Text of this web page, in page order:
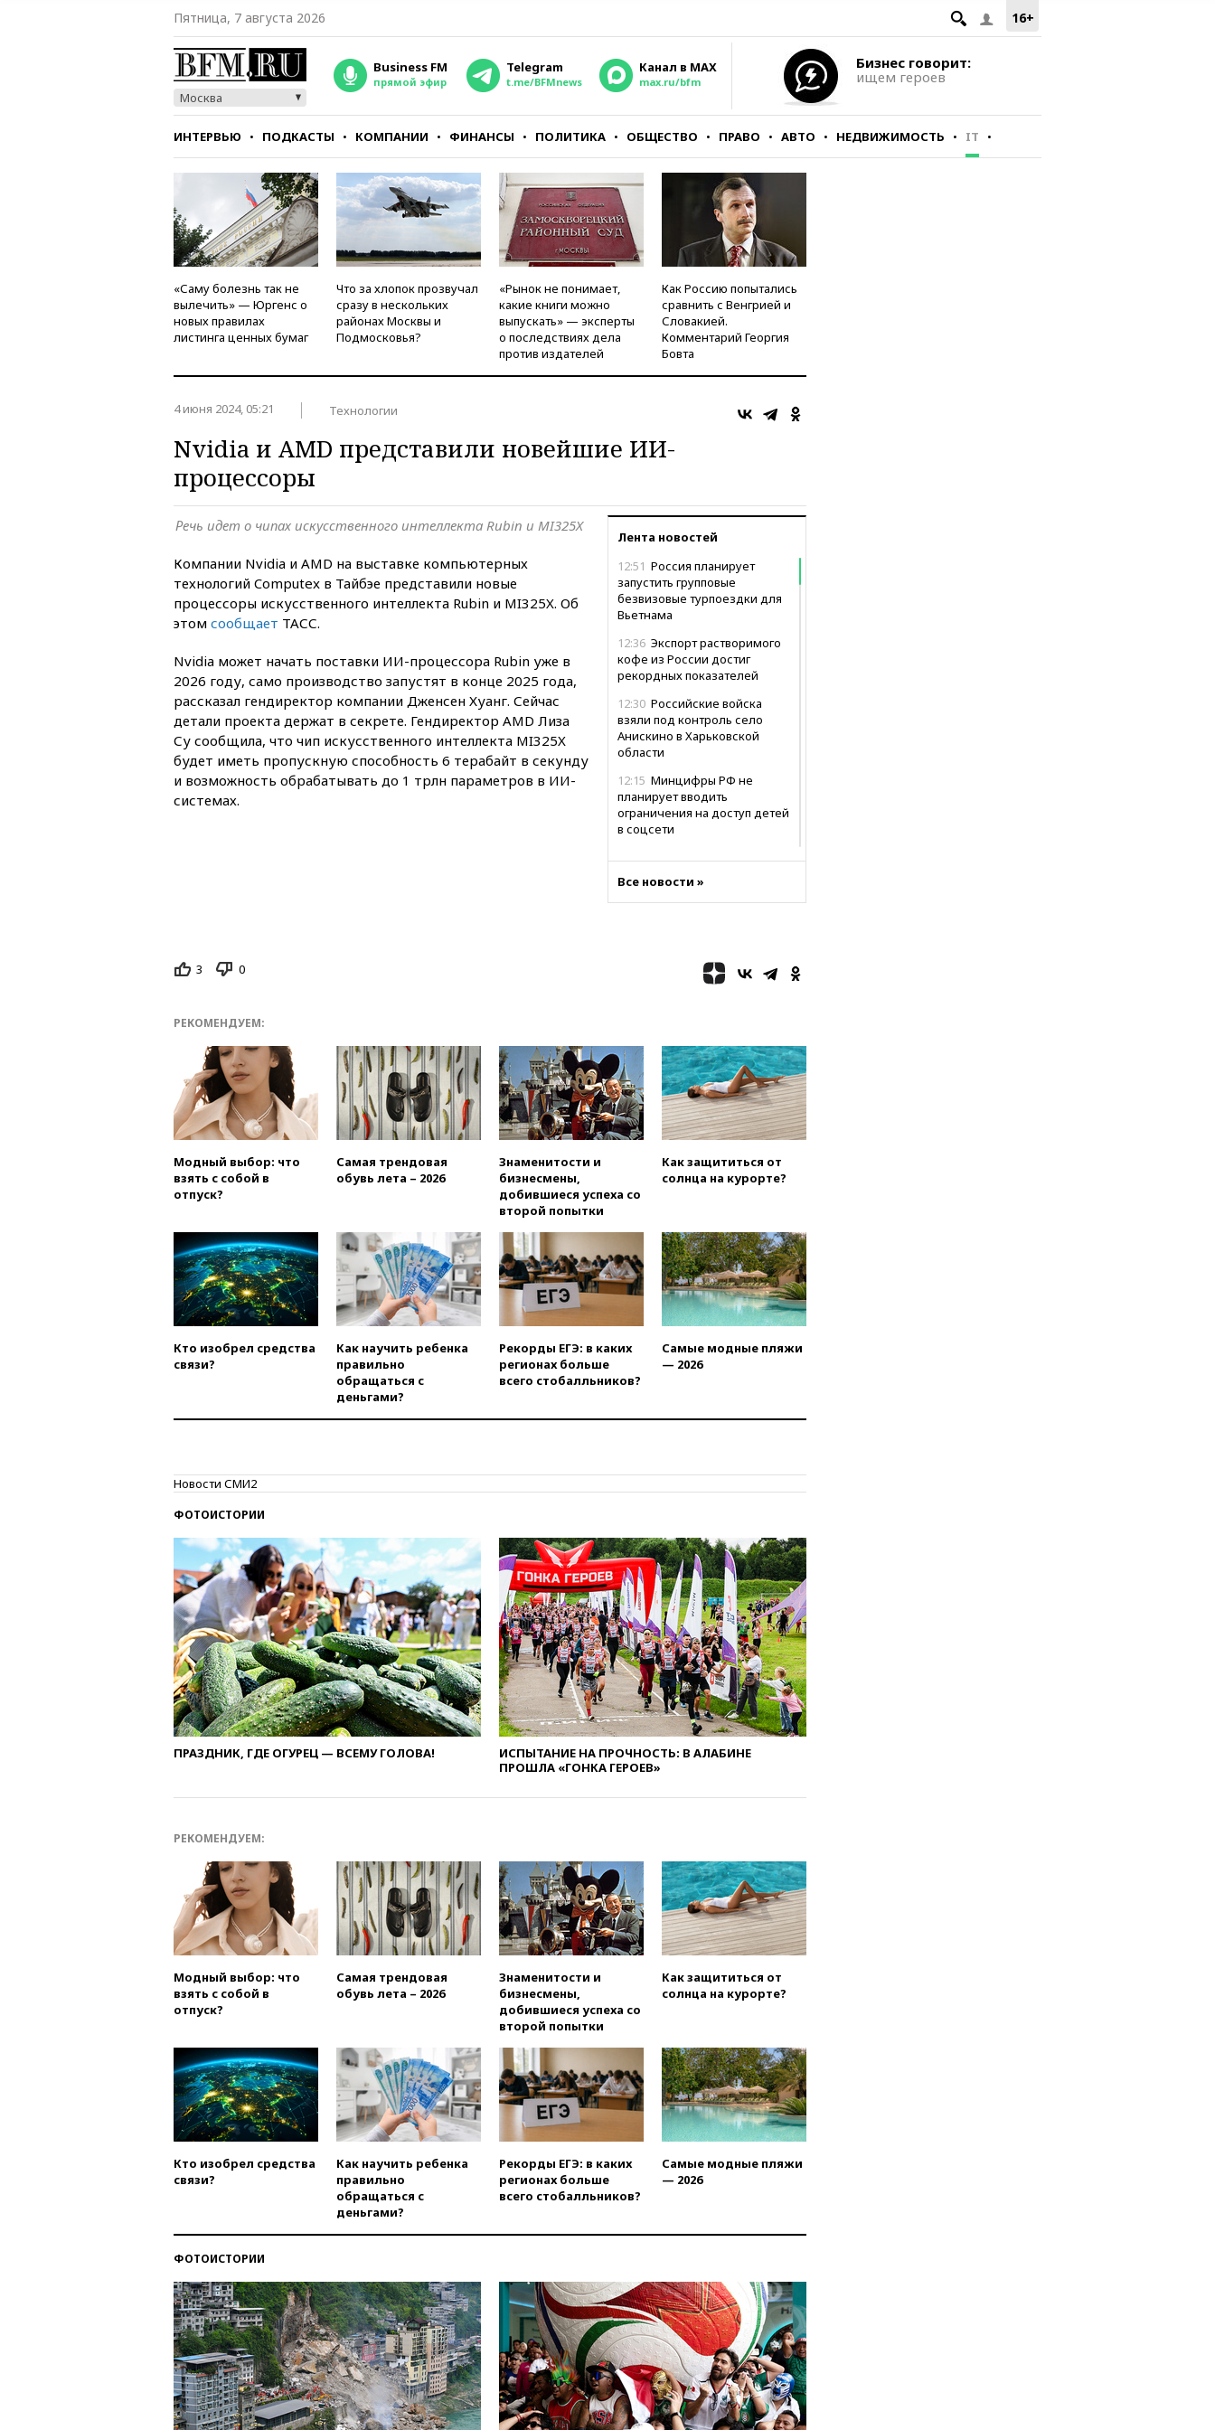
16+
Пятница, 7 августа 2026
Москва
Business FM
прямой эфир
Telegram
t.me/BFMnews
Канал в MAX
max.ru/bfm
Бизнес говорит:
ищем героев
ИНТЕРВЬЮ ПОДКАСТЫ КОМПАНИИ ФИНАНСЫ ПОЛИТИКА ОБЩЕСТВО ПРАВО АВТО НЕДВИЖИМОСТЬ IT
СТИЛЬ ТЕСТЫ
«Саму болезнь так не
вылечить» — Юргенс о
новых правилах
листинга ценных бумаг
Что за хлопок прозвучал
сразу в нескольких
районах Москвы и
Подмосковья?
«Рынок не понимает,
какие книги можно
выпускать» — эксперты
о последствиях дела
против издателей
Как Россию попытались
сравнить с Венгрией и
Словакией.
Комментарий Георгия
Бовта
4 июня 2024, 05:21 Технологии
Nvidia и AMD представили новейшие ИИ-
процессоры
Лента новостей
12:51 Россия планирует
запустить групповые
безвизовые турпоездки для
Вьетнама
12:36 Экспорт растворимого
кофе из России достиг
рекордных показателей
12:30 Российские войска
взяли под контроль село
Анискино в Харьковской
области
12:15 Минцифры РФ не
планирует вводить
ограничения на доступ детей
в соцсети
Ормузском проливе
ТПП предлагает
продавцов
11:38
Шадаев исключил
запуск мессенджера на
«Госуслугах»
11:22
При стрельбе в школе в
человек
11:19
Малайзией
11:04
«Ведомости»: на партию
«Яблоко» ополчились
конкуренты
10:59
Торговые центры и кафе
в России могут обязать
раздавать питьевую воду
бесплатно
Mind Money Юлия Хандошко
10:21ФСБ задержала более
20 сотрудников пунктов
обмена криптовалюты в
«Москве-Сити»
10:13Минтранс предлагает
тратить средства дорожных
фондов на защиту трасс от
БПЛА
09:56Хакеры нашли
документы об ударах ВСУ по
нефтяным терминалам в
России
09:49WSJ: Трамп «сходит с
в 2028 году могут войти в
состав Евросоюза
09:18
Пашинян сообщил о
приверженности Армении
основополагающим
принципам ЕАЭС
Гендиректора
удмуртской «Ижавиа»
08:51
Осужденный в России
американец Гилман
находится при смерти
08:22
В Екатеринбурге
атакован склад Wildberries
устроил стрельбу в школе:
есть жертвы
километрах от Ванкувера
выплатить $567 млн по делу о
вреде психическому
здоровью детей
05:51 Трамп подписал указ
против «родильного туризма»
в США
04:00 Суд взыскал почти 5 млн
Все новости »
Речь идет о чипах искусственного интеллекта Rubin и MI325X
Компании Nvidia и AMD на выставке компьютерных
технологий Computex в Тайбэе представили новые
процессоры искусственного интеллекта Rubin и MI325X. Об
этом сообщает ТАСС.
Nvidia может начать поставки ИИ-процессора Rubin уже в
2026 году, само производство запустят в конце 2025 года,
рассказал гендиректор компании Дженсен Хуанг. Сейчас
детали проекта держат в секрете. Гендиректор AMD Лиза
Су сообщила, что чип искусственного интеллекта MI325X
будет иметь пропускную способность 6 терабайт в секунду
и возможность обрабатывать до 1 трлн параметров в ИИ-
системах.
3 0
РЕКОМЕНДУЕМ:
Модный выбор: что
взять с собой в
отпуск?
Самая трендовая
обувь лета – 2026
Знаменитости и
бизнесмены,
добившиеся успеха со
второй попытки
Как защититься от
солнца на курорте?
Кто изобрел средства
связи?
Как научить ребенка
правильно
обращаться с
деньгами?
Рекорды ЕГЭ: в каких
регионах больше
всего стобалльников?
Самые модные пляжи
— 2026
Новости СМИ2
ФОТОИСТОРИИ
ПРАЗДНИК, ГДЕ ОГУРЕЦ — ВСЕМУ ГОЛОВА!
ИСПЫТАНИЕ НА ПРОЧНОСТЬ: В АЛАБИНЕ
ПРОШЛА «ГОНКА ГЕРОЕВ»
РЕКОМЕНДУЕМ:
Модный выбор: что
взять с собой в
отпуск?
Самая трендовая
обувь лета – 2026
Знаменитости и
бизнесмены,
добившиеся успеха со
второй попытки
Как защититься от
солнца на курорте?
Кто изобрел средства
связи?
Как научить ребенка
правильно
обращаться с
деньгами?
Рекорды ЕГЭ: в каких
регионах больше
всего стобалльников?
Самые модные пляжи
— 2026
ФОТОИСТОРИИ